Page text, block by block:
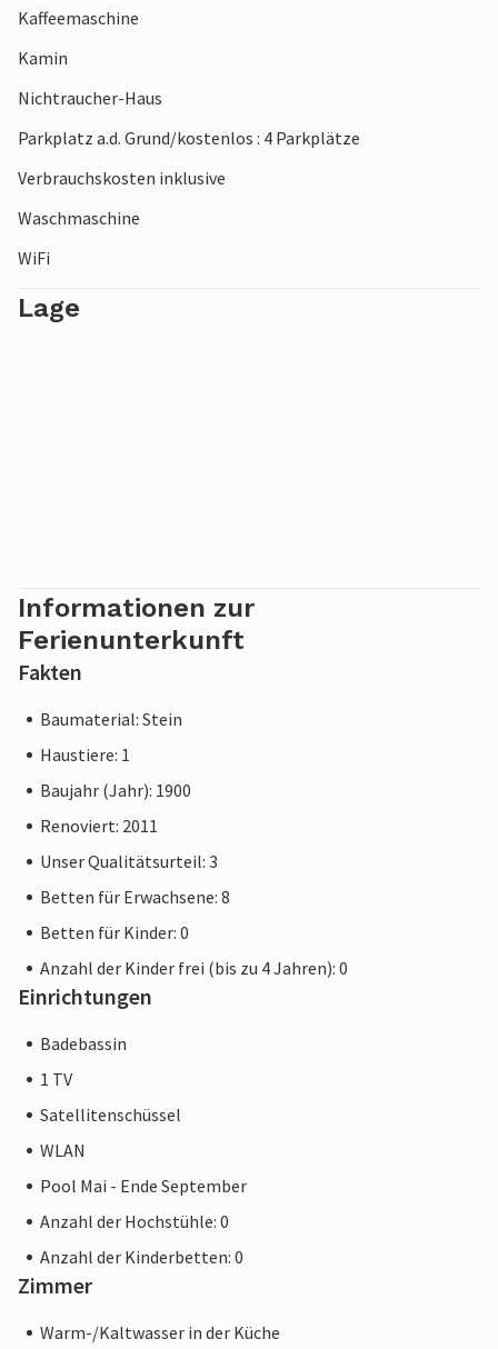
Kaffeemaschine
Kamin
Nichtraucher-Haus
Parkplatz a.d. Grund/kostenlos : 4 Parkplätze
Verbrauchskosten inklusive
Waschmaschine
WiFi
Lage
Informationen zur
Ferienunterkunft
Fakten
Baumaterial: Stein
Haustiere: 1
Baujahr (Jahr): 1900
Renoviert: 2011
Unser Qualitätsurteil: 3
Betten für Erwachsene: 8
Betten für Kinder: 0
Anzahl der Kinder frei (bis zu 4 Jahren): 0
Einrichtungen
Badebassin
1 TV
Satellitenschüssel
WLAN
Pool Mai - Ende September
Anzahl der Hochstühle: 0
Anzahl der Kinderbetten: 0
Zimmer
Warm-/Kaltwasser in der Küche